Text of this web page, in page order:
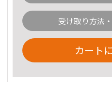
受け取り方法
カート